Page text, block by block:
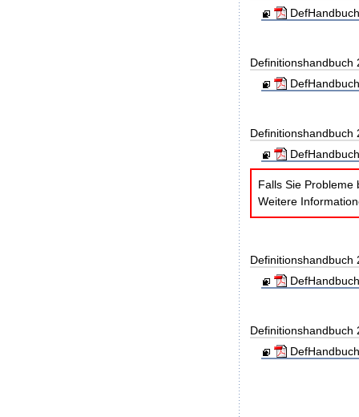
Definitionshandbuch
Definitionshandbuch
Falls Sie Probleme
Weitere
Definitionshandbuch
Definitionshandbuch